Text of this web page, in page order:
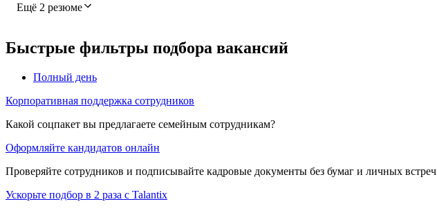
Ещё 2 резюме
Быстрые фильтры подбора вакансий
Полный день
Корпоративная поддержка сотрудников
Какой соцпакет вы предлагаете семейным сотрудникам?
Оформляйте кандидатов онлайн
Проверяйте сотрудников и подписывайте кадровые документы без бумаг и личных встреч
Ускорьте подбор в 2 раза с Talantix